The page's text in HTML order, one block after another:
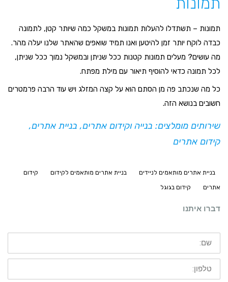
תמונות – תשתדלו להעלות תמונות במשקל כמה שיותר קטן, לתמונה
כבדה לוקח יותר זמן להיטען ואנו תמיד שואפים שהאתר שלנו יעלה מהר.
מה עושים? מעלים תמונות קטנות ככל שניתן ובמשקל נמוך ככל שניתן,
לכל תמונה כדאי להוסיף תיאור עם מילת מפתח.
כל מה שנכתב פה מן הסתם הוא על קצה המזלג ויש עוד הרבה פרמטרים
חשובים בנושא הזה.
שירותים מומלצים: בנייה וקידום אתרים, בניית אתרים,
קידום אתרים
בניית אתרים מותאמים לניידים בניית אתרים מותאמים לקידום קידום
אתרים קידום בגוגל
דברו איתנו
שם:
טלפון: